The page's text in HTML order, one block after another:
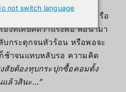
นร้าย” ของคนใช้โน้ตบุ๊กหรือ
องที่เคยคิดว่าแรงพอ พอนำมา
บกระตุกจนหัวร้อน หรือพอจะ
ก็ช้าจนแทบหลับรอ ความคิด
งสัยต้องทุบกระปุกซื้อคอมตั้ง
แล้วสินะ…”
not switch language